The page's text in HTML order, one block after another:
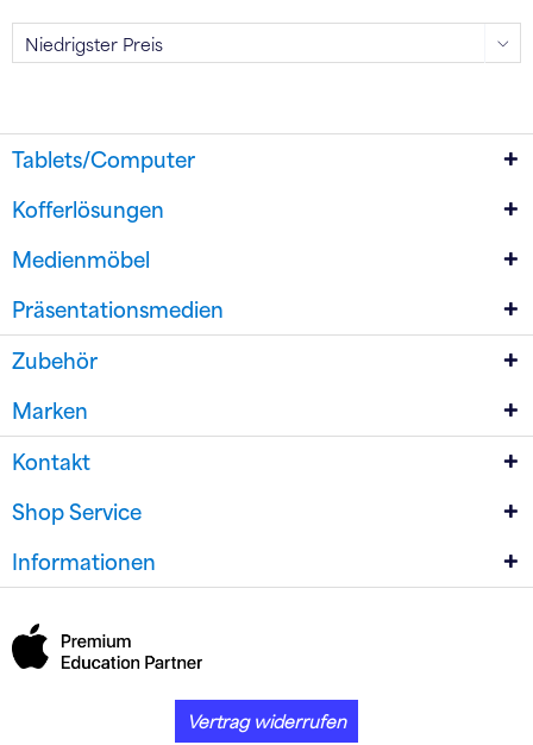
Tablets/Computer
Kofferlösungen
Medienmöbel
Präsentationsmedien
Zubehör
Marken
Kontakt
Shop Service
Informationen
Vertrag widerrufen